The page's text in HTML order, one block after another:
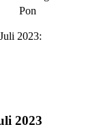
Pon
2023:
2023